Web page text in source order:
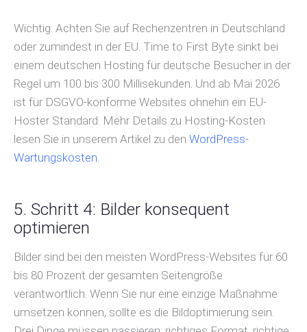
Wichtig: Achten Sie auf Rechenzentren in Deutschland
oder zumindest in der EU. Time to First Byte sinkt bei
einem deutschen Hosting für deutsche Besucher in der
Regel um 100 bis 300 Millisekunden. Und ab Mai 2026
ist für DSGVO-konforme Websites ohnehin ein EU-
Hoster Standard. Mehr Details zu Hosting-Kosten
lesen Sie in unserem Artikel zu den WordPress-
Wartungskosten.
5. Schritt 4: Bilder konsequent
optimieren
Bilder sind bei den meisten WordPress-Websites für 60
bis 80 Prozent der gesamten Seitengröße
verantwortlich. Wenn Sie nur eine einzige Maßnahme
umsetzen können, sollte es die Bildoptimierung sein.